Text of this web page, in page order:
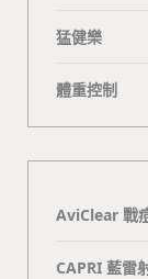
猛健樂
體重控制
AviClear 戰
CAPRI 藍雷